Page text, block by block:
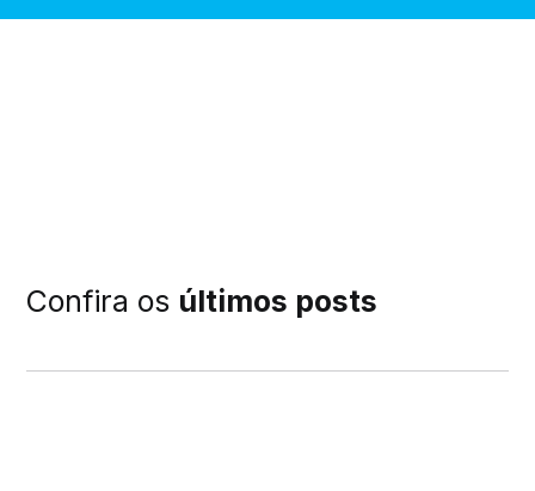
Confira os últimos posts